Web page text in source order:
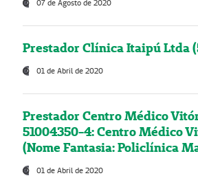
07 de Agosto de 2020
Prestador Clínica Itaipú Ltda
01 de Abril de 2020
Prestador Centro Médico
51004350-4: Centro Médico
(Nome Fantasia: Policlínica
01 de Abril de 2020